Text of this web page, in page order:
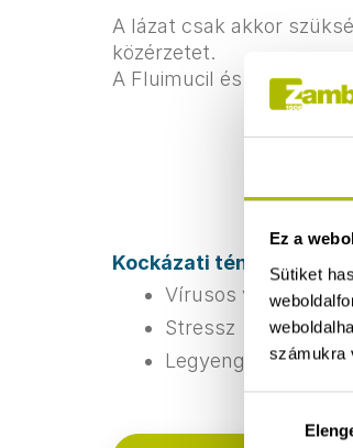
Ez a
Sütiket
számukra
kiválasztása
A lázat csak akkor
közérzetet.
A Fluimucil és a
Kockázati tényezők
Vírusos vagy
Stressz​
Legyengült